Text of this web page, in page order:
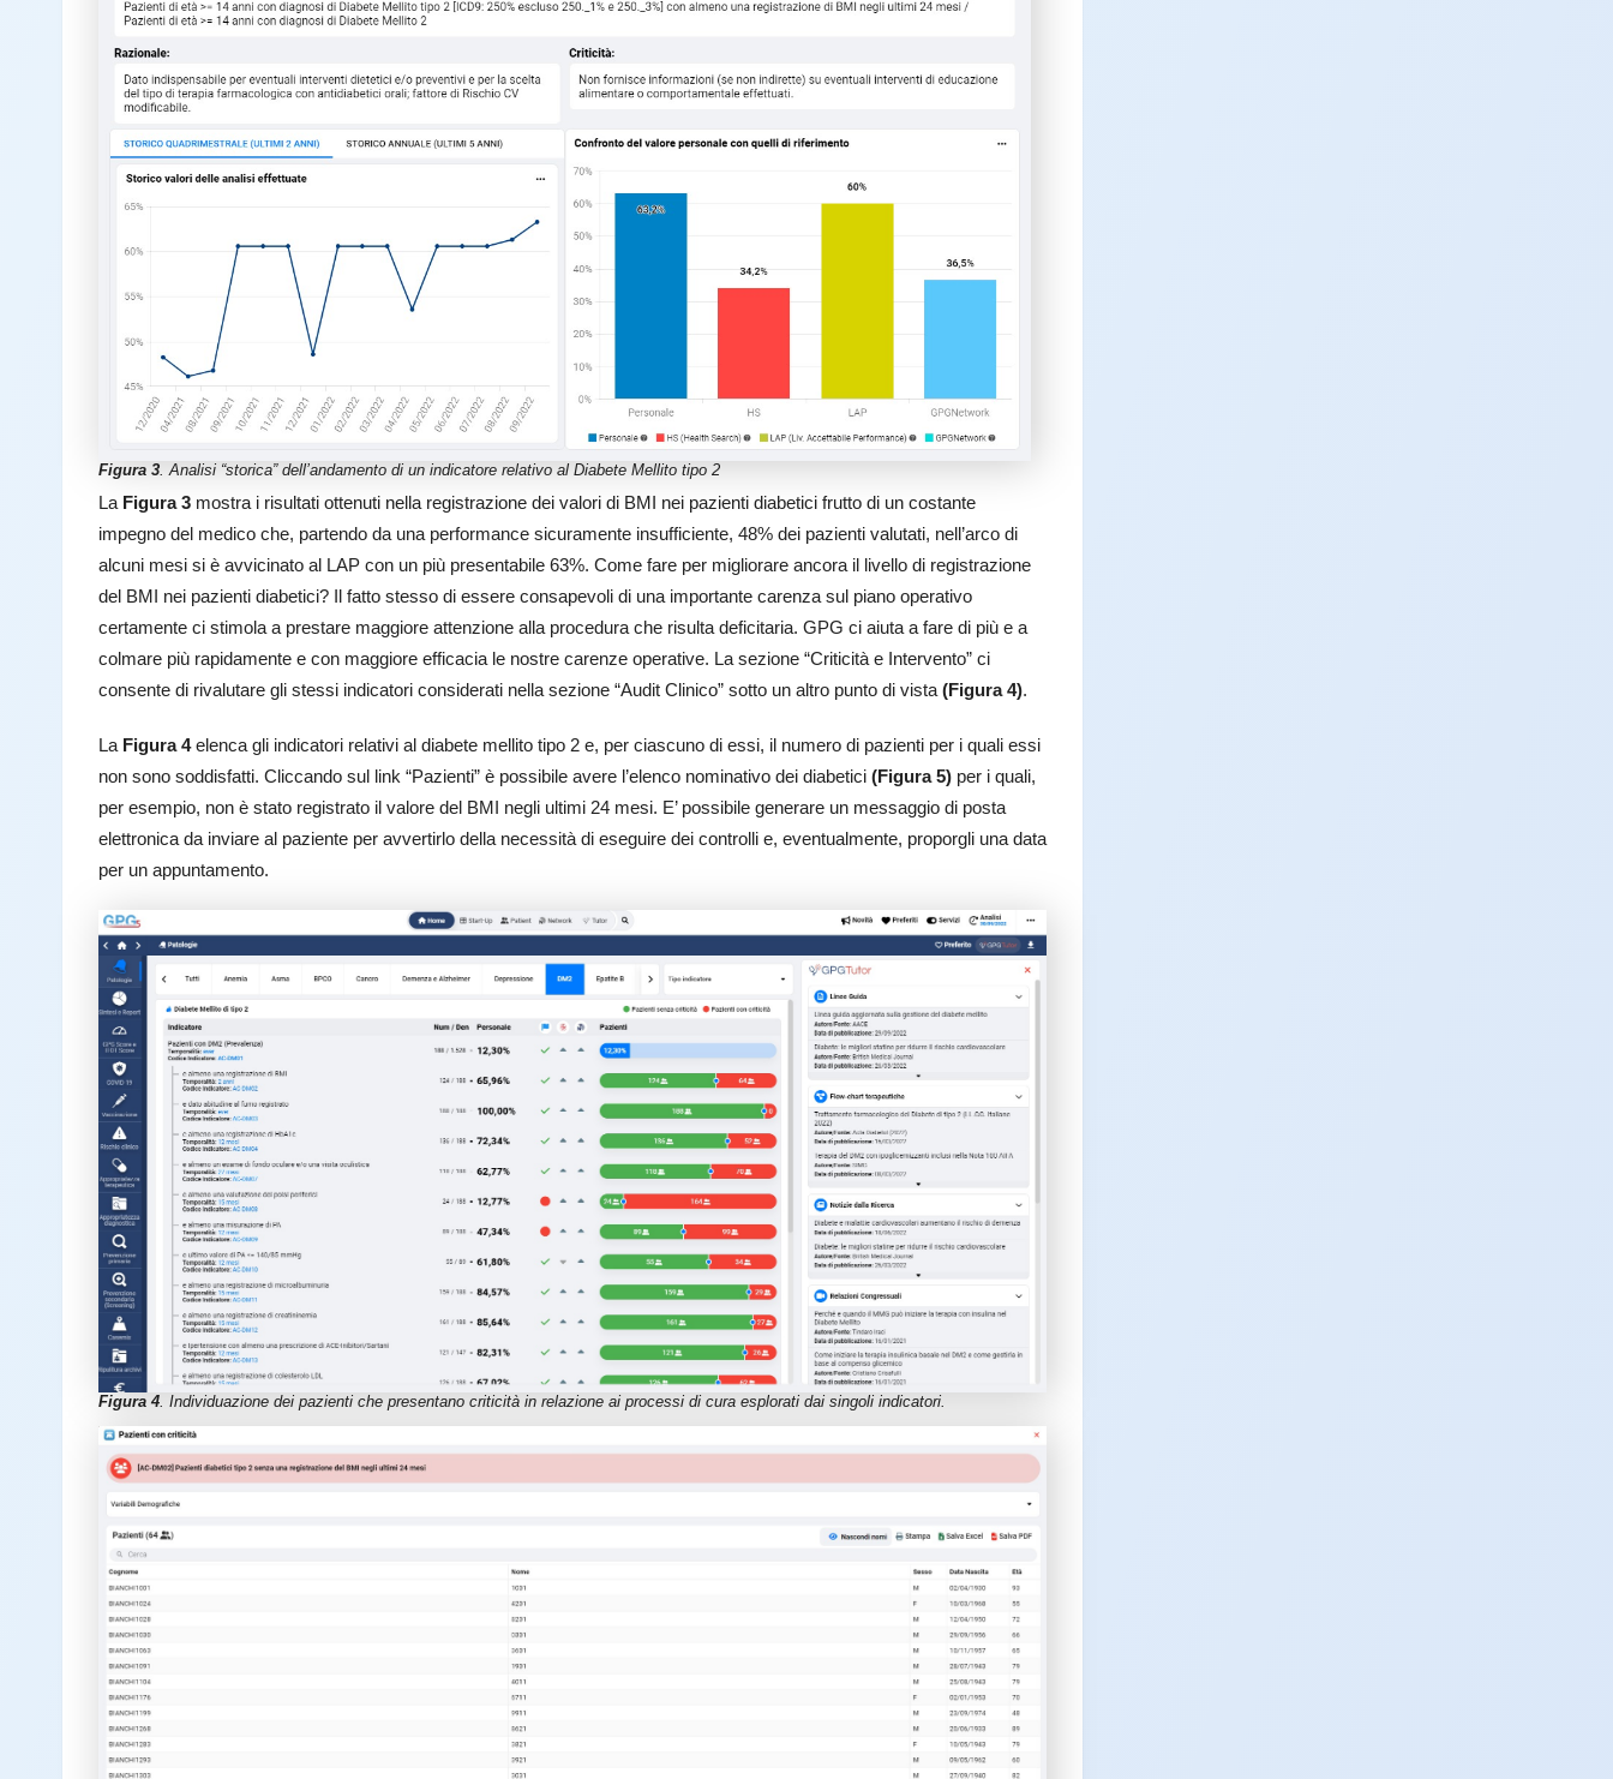
Figura 3. Analisi “storica” dell’andamento di un indicatore relativo al Diabete Mellito tipo 2
La Figura 3 mostra i risultati ottenuti nella registrazione dei valori di BMI nei pazienti diabetici frutto di un costante
impegno del medico che, partendo da una performance sicuramente insufficiente, 48% dei pazienti valutati, nell’arco di
alcuni mesi si è avvicinato al LAP con un più presentabile 63%. Come fare per migliorare ancora il livello di registrazione
del BMI nei pazienti diabetici? Il fatto stesso di essere consapevoli di una importante carenza sul piano operativo
certamente ci stimola a prestare maggiore attenzione alla procedura che risulta deficitaria. GPG ci aiuta a fare di più e a
colmare più rapidamente e con maggiore efficacia le nostre carenze operative. La sezione “Criticità e Intervento” ci
consente di rivalutare gli stessi indicatori considerati nella sezione “Audit Clinico” sotto un altro punto di vista (Figura 4).
La Figura 4elenca gli indicatori relativi al diabete mellito tipo 2 e, per ciascuno di essi, il numero di pazienti per i quali essi
non sono soddisfatti. Cliccando sul link “Pazienti” è possibile avere l’elenco nominativo dei diabetici (Figura 5) per i quali,
per esempio, non è stato registrato il valore del BMI negli ultimi 24 mesi. E’ possibile generare un messaggio di posta
elettronica da inviare al paziente per avvertirlo della necessità di eseguire dei controlli e, eventualmente, proporgli una data
per un appuntamento.
Figura 4 . Individuazione dei pazienti che presentano criticità in relazione ai processi di cura esplorati dai singoli indicatori.